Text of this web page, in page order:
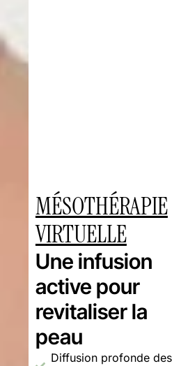
MÉSOTHÉRAPIE
VIRTUELLE
Une infusion
active pour
revitaliser la
peau
Diffusion profonde des